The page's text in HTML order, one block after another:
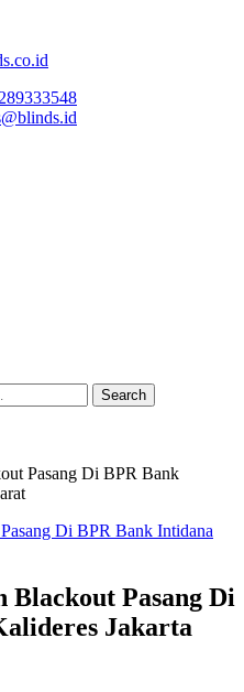
Pasang Di BPR Bank
Blackout Pasang Di
Jakarta